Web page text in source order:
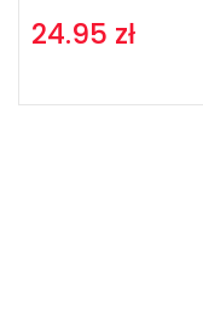
24.95 zł